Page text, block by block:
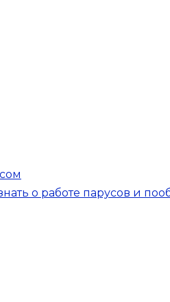
о работе парусов и